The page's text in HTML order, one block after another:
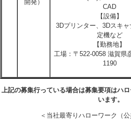
開発）
CAD
【設備】
3Dプリンター、3Dスキャ
定機など
【勤務地】
工場：〒522-0058 滋賀県
1190
上記の募集行っている場合は募集要項はハ
います。
＜当社最寄りハローワーク（